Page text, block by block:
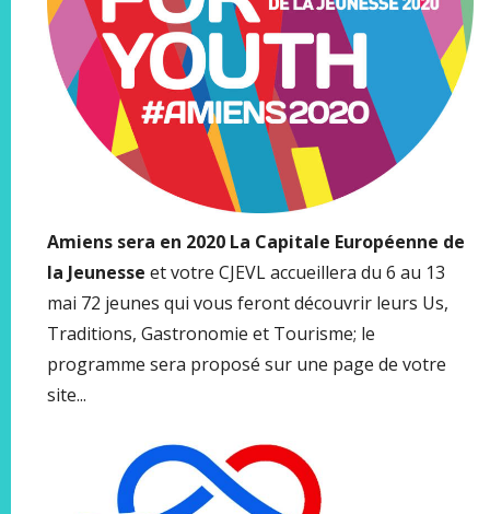
Amiens sera en 2020 La Capitale Européenne de
la Jeunesse et votre CJEVL accueillera du 6 au 13
mai 72 jeunes qui vous feront découvrir leurs Us,
Traditions, Gastronomie et Tourisme; le
programme sera proposé sur une page de votre
site...